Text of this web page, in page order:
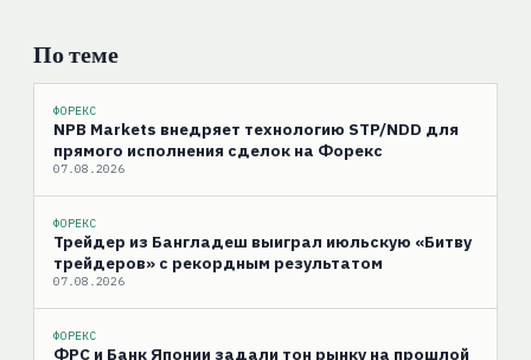
По теме
ФОРЕКС
NPB Markets внедряет технологию STP/NDD для
прямого исполнения сделок на Форекс
07.08.2026
ФОРЕКС
Трейдер из Бангладеш выиграл июльскую «Битву
трейдеров» с рекордным результатом
07.08.2026
ФОРЕКС
ФРС и Банк Японии задали тон рынку на прошлой